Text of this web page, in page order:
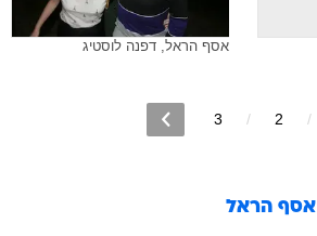
אסף הראל, דפנה לוסטיג
2
3
אסף הראל